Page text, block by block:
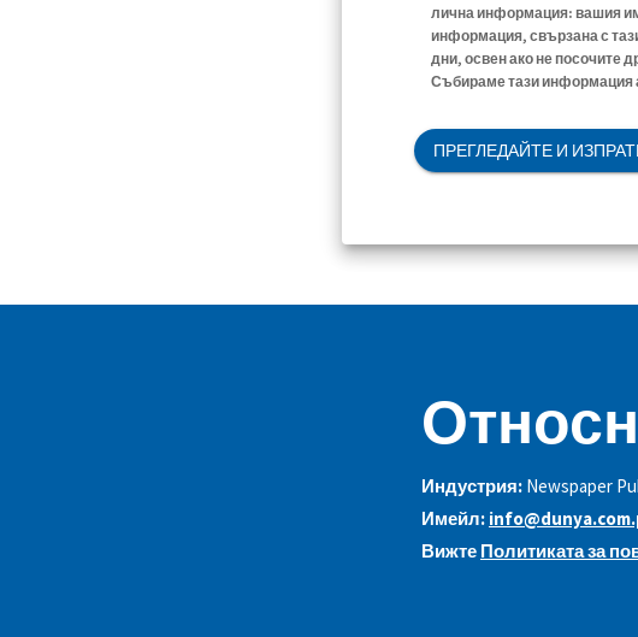
лична информация: вашия
информация, свързана с
дни, освен ако не посочите
Събираме тази информация
ПРЕГЛЕДАЙТЕ И
Индустрия: Newspaper
Имейл:
Вижте Политиката за